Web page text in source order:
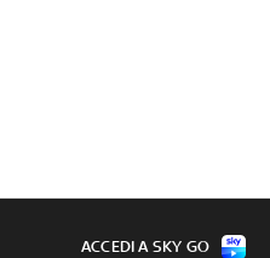
ACCEDI A SKY GO